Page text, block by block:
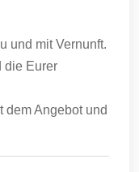
und mit Vernunft.
die Eurer
dem Angebot und